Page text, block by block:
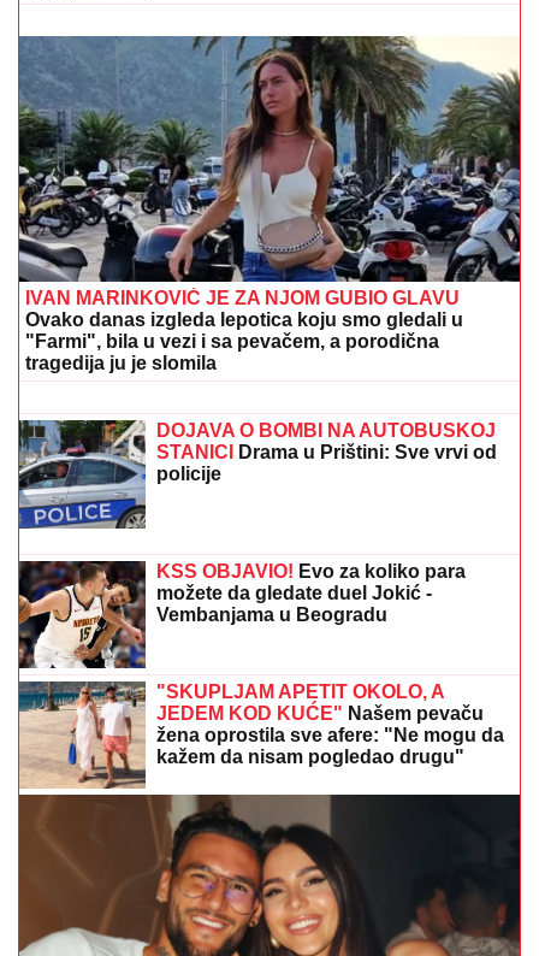
SNIMA SE DOK NAMEŠTA KUPAĆI, MUŠKARCIMA
NIJE DOBRO!Prezgodna Srpkinja (41) podigla donji
deo bikinija, od oblina se muti um: "Uspostavila
kontakt sa telom" (FOTO)
RIJALITI ZVEZDA ŽIVI U RASKOŠNOJ
VILI U BEOGRADUKuća ima 132
kvadrata, a samo kupatilo je kao
GARSONJERA: "On je jedini
naslednik"
INSPEKCIJA UPALA NA IMANJE
VLADIMIRA TOMOVIĆA U BARU
Zatvorili mu objekat nakon što je
"Imamo zabranu"
"Celo selo je strepelo od njega, niko nije smeo ni
preko livade da mu priđe: Potresne reči porodice
nakon presude Jovanovom ubici
NINA BADRIĆ SE SLIKA U KUPAĆEM
NA STENAMANapunila 54 godine i
mami poglede na čuvenom ostrvu
(FOTO)
POLICIJA STIGLA U TRŽNI CENTAR
ZBOG SUPRUGE SERGEJA
TRIFUNOVIĆASaznajemo: